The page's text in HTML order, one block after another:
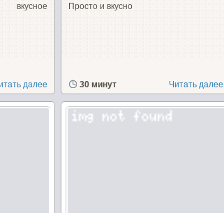
далее
Просто и вкусно
30 минут Читать далее